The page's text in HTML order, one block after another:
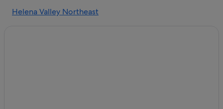
Helena Valley Northeast